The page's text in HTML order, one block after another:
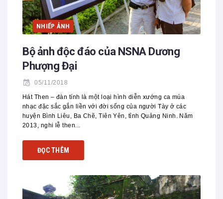
NHIẾP ẢNH
Bộ ảnh độc đáo của NSNA Dương
Phượng Đại
05/11/2018
Hát Then – đàn tính là một loại hình diễn xướng ca múa
nhạc đặc sắc gắn liền với đời sống của người Tày ở các
huyện Bình Liêu, Ba Chẽ, Tiên Yên, tỉnh Quảng Ninh. Năm
2013, nghi lễ then...
ĐỌC THÊM